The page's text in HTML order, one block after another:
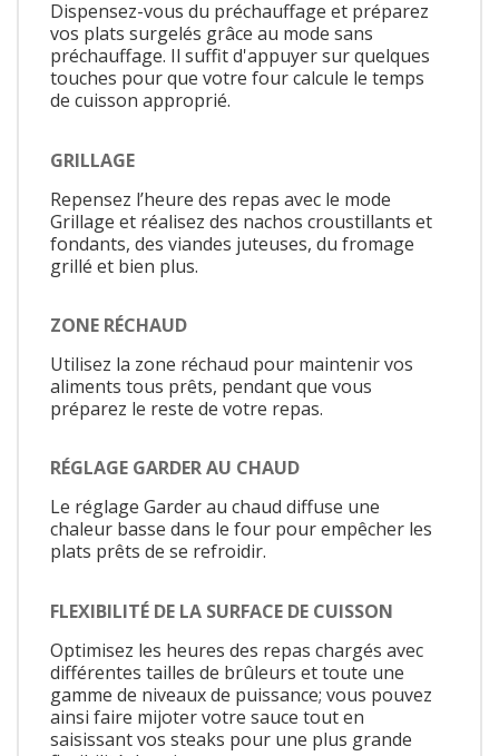
Dispensez-vous du préchauffage et préparez
vos plats surgelés grâce au mode sans
préchauffage. Il suffit d'appuyer sur quelques
touches pour que votre four calcule le temps
de cuisson approprié.
GRILLAGE
Repensez l’heure des repas avec le mode
Grillage et réalisez des nachos croustillants et
fondants, des viandes juteuses, du fromage
grillé et bien plus.
ZONE RÉCHAUD
Utilisez la zone réchaud pour maintenir vos
aliments tous prêts, pendant que vous
préparez le reste de votre repas.
RÉGLAGE GARDER AU CHAUD
Le réglage Garder au chaud diffuse une
chaleur basse dans le four pour empêcher les
plats prêts de se refroidir.
FLEXIBILITÉ DE LA SURFACE DE CUISSON
Optimisez les heures des repas chargés avec
différentes tailles de brûleurs et toute une
gamme de niveaux de puissance; vous pouvez
ainsi faire mijoter votre sauce tout en
saisissant vos steaks pour une plus grande